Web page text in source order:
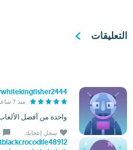
التعليقات
منذ 7 ساعات
واحدة من أفضل
سجل إعجابك